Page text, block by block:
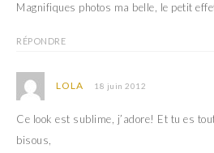
Magnifiques photos ma belle, le petit
RÉPONDRE
LOLA 18 juin 2012
Ce look est sublime, j’adore! Et tu es
bisous,